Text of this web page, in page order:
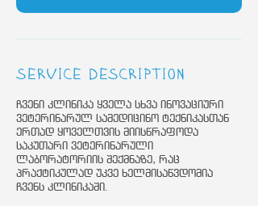
Service Description
ჩვენი კლინიკა ყველა სხვა ინოვაციური
ვეტერინარულ სამედიცინო ტექნიკასთან
ერთად ყოველთვის მიისწრაფოდა
საკუთარი ვეტერინარული
ლაბორატორიის შექმნაზე, რაც
პრაქტიკულად უკვე ხელმისაწვდომია
ჩვენს კლინიკაში.